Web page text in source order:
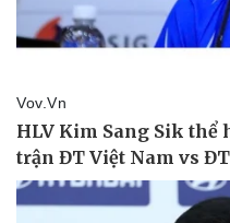
Bóng đá
Lịch thi đấu bóng đá
eSports
Hậu trường